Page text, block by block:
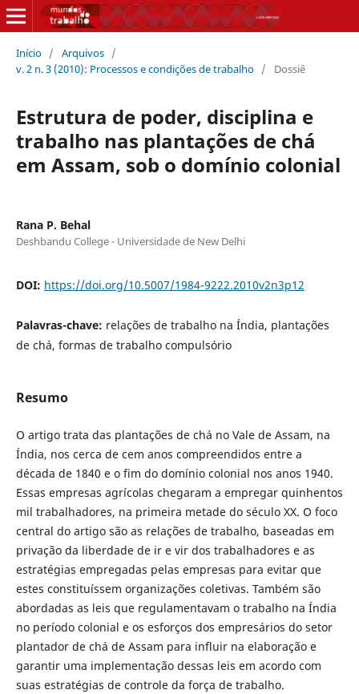
Início / Arquivos /
v. 2 n. 3 (2010): Processos e condições de trabalho / Dossiê
Estrutura de poder, disciplina e
trabalho nas plantações de chá
em Assam, sob o domínio colonial
Rana P. Behal
Deshbandu College - Universidade de New Delhi
DOI: https://doi.org/10.5007/1984-9222.2010v2n3p12
Palavras-chave: relações de trabalho na Índia, plantações
de chá, formas de trabalho compulsório
Resumo
O artigo trata das plantações de chá no Vale de Assam, na
Índia, nos cerca de cem anos compreendidos entre a
década de 1840 e o fim do domínio colonial nos anos 1940.
Essas empresas agrícolas chegaram a empregar quinhentos
mil trabalhadores, na primeira metade do século XX. O foco
central do artigo são as relações de trabalho, baseadas em
privação da liberdade de ir e vir dos trabalhadores e as
estratégias empregadas pelas empresas para evitar que
estes constituíssem organizações coletivas. Também são
abordadas as leis que regulamentavam o trabalho na Índia
no período colonial e os esforços dos empresários do setor
plantador de chá de Assam para influir na elaboração e
garantir uma implementação dessas leis em acordo com
suas estratégias de controle da força de trabalho.